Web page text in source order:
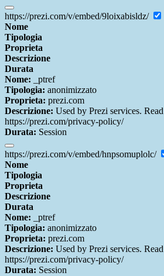
https://prezi.com/v/embed/9loixabisldz/
Nome
Tipologia
Proprieta
Descrizione
Durata
Nome: _ptref
Tipologia: anonimizzato
Proprieta: prezi.com
Descrizione: Used by Prezi services.
https://prezi.com/privacy-policy/
Durata: Session
https://prezi.com/v/embed/hnpsomuplolc/
Nome
Tipologia
Proprieta
Descrizione
Durata
Nome: _ptref
Tipologia: anonimizzato
Proprieta: prezi.com
Descrizione: Used by Prezi services.
https://prezi.com/privacy-policy/
Durata: Session